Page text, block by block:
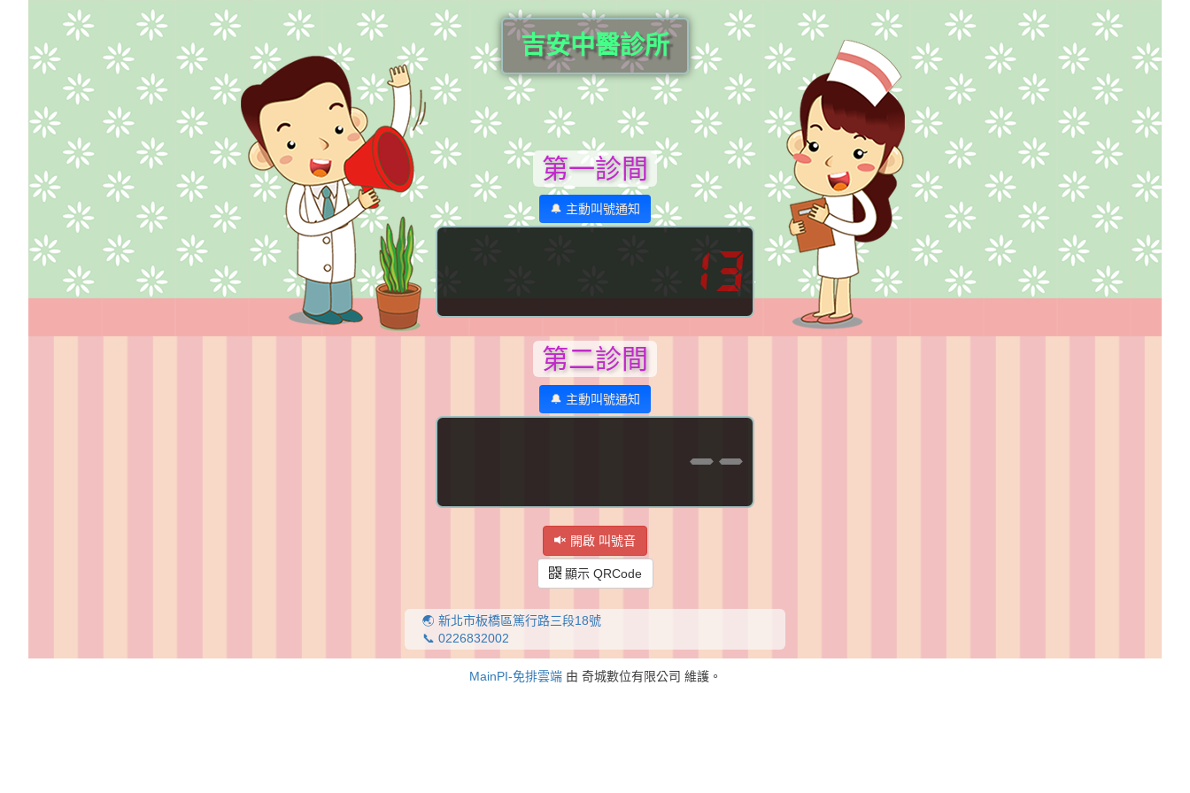
吉安中醫診所
第一診間
🔔 主動叫號通知
13
第二診間
🔔 主動叫號通知
--
開啟 叫號音
顯示 QRCode
🌏 新北市板橋區篤行路三段18號
📞 0226832002
MainPI-免排雲端由 奇城數位有限公司 維護。